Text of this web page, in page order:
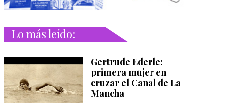
Lo más leído:
Gertrude Ederle:
primera mujer en
cruzar el Canal de La
Mancha